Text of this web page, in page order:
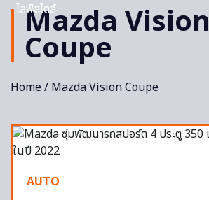
ไลฟ์สไตล์
Mazda Vision
Coupe
Home/ Mazda Vision Coupe
AUTO